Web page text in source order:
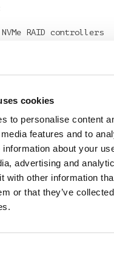
cookies
to personalise content
features and to
about your
advertising and
with other information
or that they’ve
NVMe RAID controllers
5 profiteer je
(tot 80Gb/s),
bij interne PCIe-
poorten
uitbreiding biedt de